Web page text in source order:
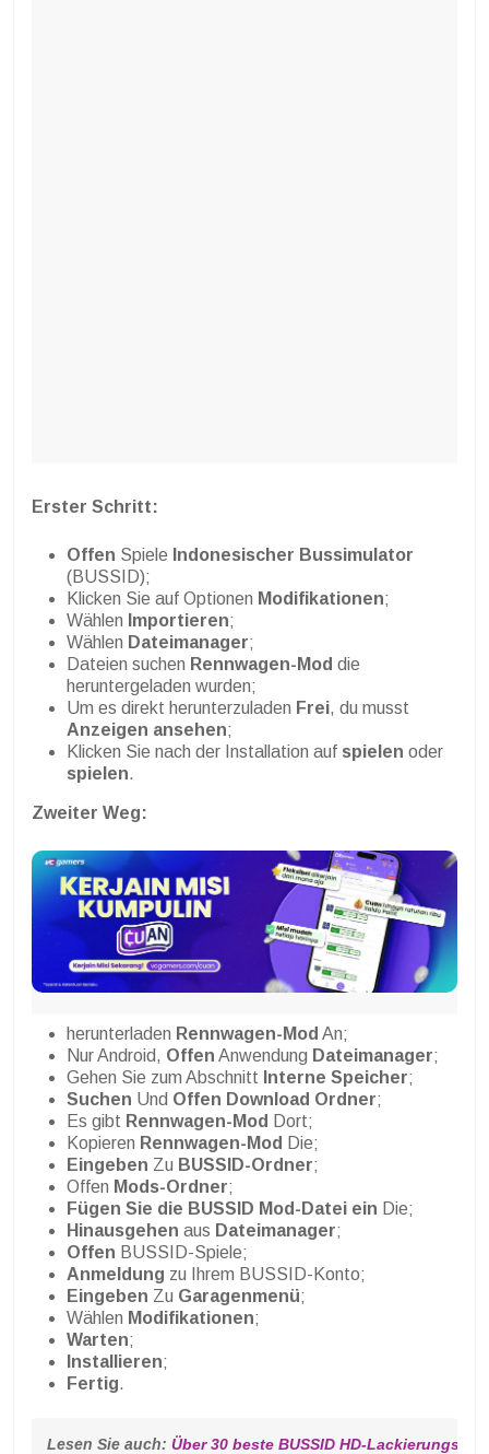
Erster Schritt:
Offen Spiele Indonesischer Bussimulator
(BUSSID);
Klicken Sie auf Optionen Modifikationen;
Wählen Importieren;
Wählen Dateimanager;
Dateien suchen Rennwagen-Mod die
heruntergeladen wurden;
Um es direkt herunterzuladen Frei, du musst
Anzeigen ansehen;
Klicken Sie nach der Installation auf spielen oder
spielen.
Zweiter Weg:
herunterladen Rennwagen-Mod An;
Nur Android, Offen Anwendung Dateimanager;
Gehen Sie zum Abschnitt Interne Speicher;
Suchen Und Offen Download Ordner;
Es gibt Rennwagen-Mod Dort;
Kopieren Rennwagen-Mod Die;
Eingeben Zu BUSSID-Ordner;
Offen Mods-Ordner;
Fügen Sie die BUSSID Mod-Datei ein Die;
Hinausgehen aus Dateimanager;
Offen BUSSID-Spiele;
Anmeldung zu Ihrem BUSSID-Konto;
Eingeben Zu Garagenmenü;
Wählen Modifikationen;
Warten;
Installieren;
Fertig.
Lesen Sie auch: Über 30 beste BUSSID HD-Lackierungs-